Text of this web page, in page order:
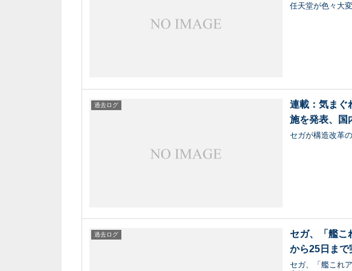
任天堂が色々大
過去ログ
連載：気ま
施を発表、国
セガが構造改革
過去ログ
セガ、「艦こ
から25日まで
セガ、「艦これ